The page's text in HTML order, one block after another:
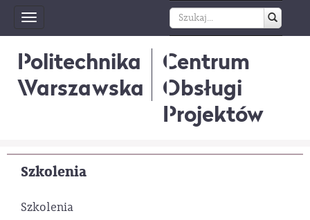
Toggle
navigation
Politechnika
Warszawska
Centrum
Obsługi
Projektów
Szkolenia
Szkolenia